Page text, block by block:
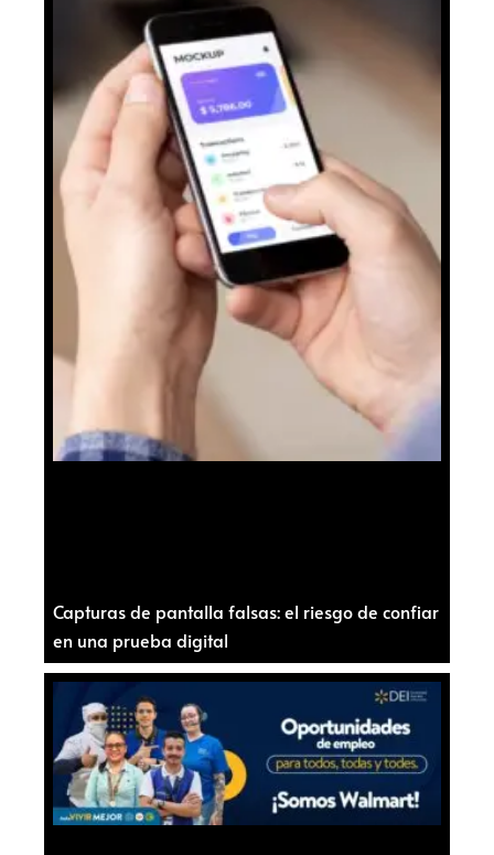
Capturas de pantalla falsas: el riesgo de confiar
en una prueba digital